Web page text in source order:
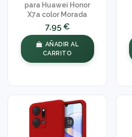
para Huawei Honor
X7a color Morada
7,95 €
AÑADIR AL
CARRITO